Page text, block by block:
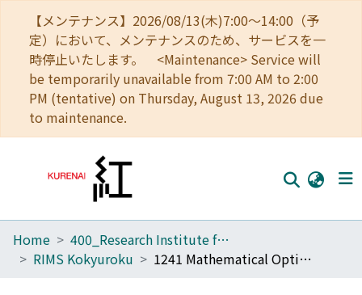
【メンテナンス】2026/08/13(木)7:00～14:00（予
定）において、メンテナンスのため、サービスを一
時停止いたします。 <Maintenance> Service will
be temporarily unavailable from 7:00 AM to 2:00
PM (tentative) on Thursday, August 13, 2026 due
to maintenance.
Home
Home
400_Research Institute for Mathematical Sciences
RIMS Kokyuroku
1241 Mathematical Optimization Theory and its Algorithm